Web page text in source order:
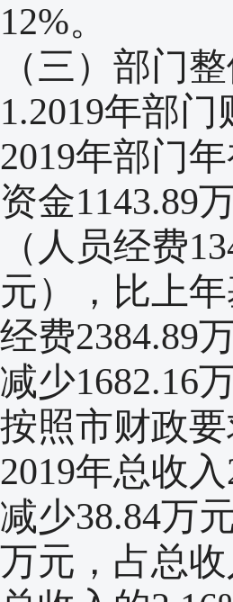
12%。
（三）部门
1.2019年部
2019年部门
资金1143.89
（人员经费
元），比上
经费2384.89
减少1682.16
按照市财政
2019年总收
减少38.84万
万元，占总